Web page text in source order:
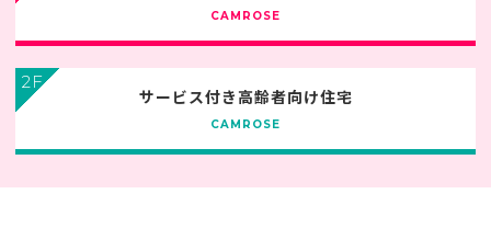
CAMROSE
2F
サービス付き高齢者向け住宅
CAMROSE